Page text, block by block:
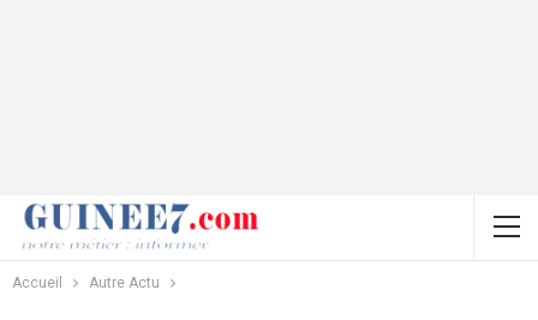
Accueil Autre Actu